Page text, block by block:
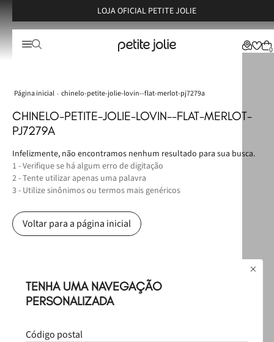
LOJA OFICIAL PETITE JOLIE
TENHA UMA NAVEGAÇÃO
PERSONALIZADA
Código postal
0
chinelo-petite-jolie-lovin--flat-merlot-pj7279a
CHINELO-PETITE-JOLIE-LOVIN--FLAT-MERLOT-
PJ7279A
Infelizmente, não encontramos nenhum resultado para sua busca.
1 - Verifique se há algum erro de digitação
2 - Tente utilizar apenas uma palavra
3 - Utilize sinônimos ou termos mais genéricos
Voltar para a página inicial